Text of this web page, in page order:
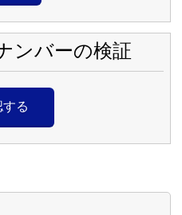
ンバーの検証
る